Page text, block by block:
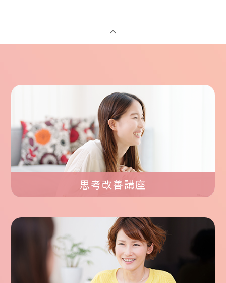
思考改善講座